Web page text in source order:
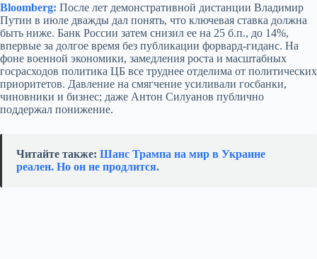
Bloomberg: После лет демонстративной дистанции Владимир
Путин в июле дважды дал понять, что ключевая ставка должна
быть ниже. Банк России затем снизил ее на 25 б.п., до 14%,
впервые за долгое время без публикации форвард-гиданс. На
фоне военной экономики, замедления роста и масштабных
госрасходов политика ЦБ все труднее отделима от политических
приоритетов. Давление на смягчение усиливали госбанки,
чиновники и бизнес; даже Антон Силуанов публично
поддержал понижение.
Читайте также: Шанс Трампа на мир в Украине
реален. Но он не продлится.